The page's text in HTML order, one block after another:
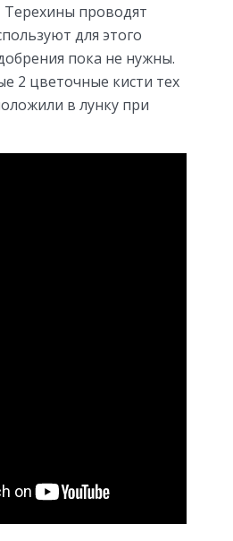
Терехины проводят
для этого
пока не нужны.
2 цветочные кисти тех
в лунку при